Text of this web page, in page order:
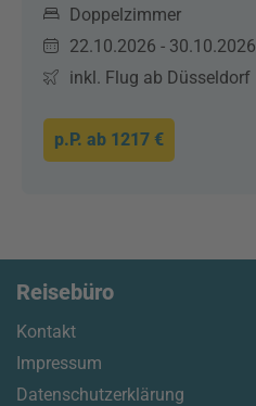
Doppelzimmer
22.10.2026 - 30.10.2026
inkl. Flug ab Düsseldorf
p.P. ab 1217 €
Reisebüro
Kontakt
Impressum
Datenschutzerklärung